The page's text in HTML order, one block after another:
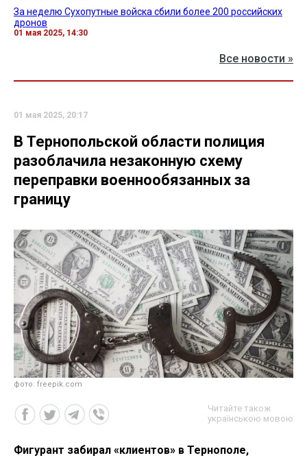
За неделю Сухопутные войска сбили более 200 российских
дронов
01 мая 2025, 14:30
Все новости »
01 мая 2025, 20:17
В Тернопольской области полиция
разоблачила незаконную схему
переправки военнообязанных за
границу
фото: freepik.com
Читайте також
українською мовою
Фигурант забирал «клиентов» в Тернополе,